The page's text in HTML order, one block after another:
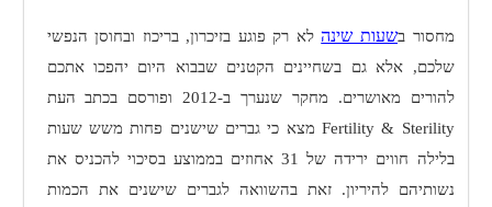
מחסור בשעות שינהלא רק פוגע בזיכרון, בריכוז ובחוסן הנפשי
שלכם, אלא גם בשחיינים הקטנים שבבוא היום יהפכו אתכם
להורים מאושרים. מחקר שנערך ב-2012 ופורסם בכתב העת
Fertility & Sterility מצא כי גברים שישנים פחות משש שעות
בלילה חווים ירידה של 31 אחוזים בממוצע בסיכוי להכניס את
נשותיהם להיריון. זאת בהשוואה לגברים שישנים את הכמות